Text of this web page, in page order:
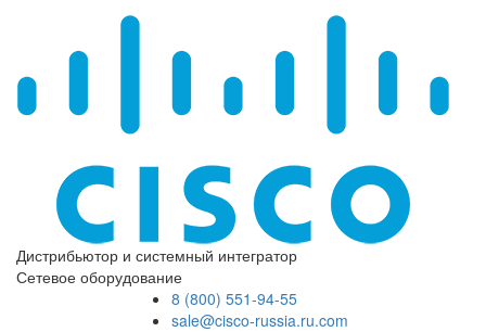
Дистрибьютор и системный интегратор
Сетевое оборудование
8 (800) 551-94-55
sale@cisco-russia.ru.com